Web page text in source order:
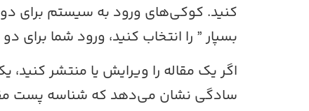
کنید. کوکی‌های ورود به سیستم برای
بسپار ” را انتخاب کنید، ورود شما
اگر یک مقاله را ویرایش یا منتشر
سادگی نشان می‌دهد که شناسه پست